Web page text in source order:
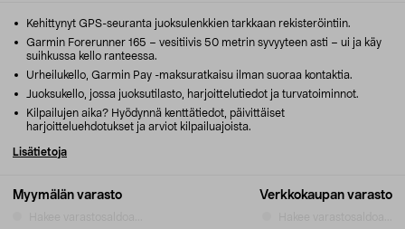
Myymälän varasto Verkkokaupan varasto
Kehittynyt GPS-seuranta juoksulenkkien tarkkaan rekisteröintiin.
Garmin Forerunner 165 – vesitiivis 50 metrin syvyyteen asti – ui ja käy
suihkussa kello ranteessa.
Urheilukello, Garmin Pay -maksuratkaisu ilman suoraa kontaktia.
Juoksukello, jossa juoksutilasto, harjoittelutiedot ja turvatoiminnot.
Kilpailujen aika? Hyödynnä kenttätiedot, päivittäiset
harjoitteluehdotukset ja arviot kilpailuajoista.
Lisätietoja